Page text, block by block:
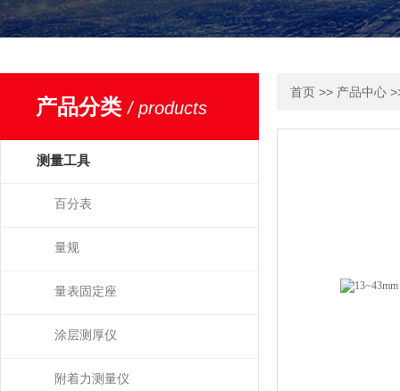
产品分类/ products
测量工具
百分表
量规
量表固定座
涂层测厚仪
附着力测量仪
首页 >> 产品中心